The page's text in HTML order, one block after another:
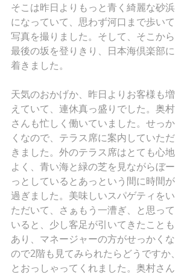
そこは昨日よりもっと青く綺麗な砂浜
になっていて、思わず河口まで歩いて
写真を撮りました。そして、そこから
最後の坂を登りきり、日本海倶楽部に
着きました。
天気のおかげか、昨日よりお客様も増
えていて、連休真っ盛りでした。奥村
さんも忙しく働いていました。せっか
くなので、テラス席に案内していただ
きました。外のテラス席はとても心地
よく、青い海と緑の芝を見ながらぼー
っとしているとあっという間に時間が
過ぎました。美味しいスパゲティをい
ただいて、さぁもう一漕ぎ、と思って
いると、少し客足が引いてきたことも
あり、マネージャーの方がせっかくな
ので2階も見てみられたらどうですか、
とおっしゃってくれました。奥村さん